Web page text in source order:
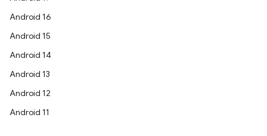
Android 16
Android 15
Android 14
Android 13
Android 12
Android 11